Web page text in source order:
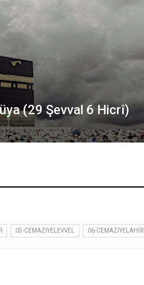
(29 Şevval 6 Hicrî)
05-CEMAZIYELEVVEL 06-CEMAZIYELAHIR